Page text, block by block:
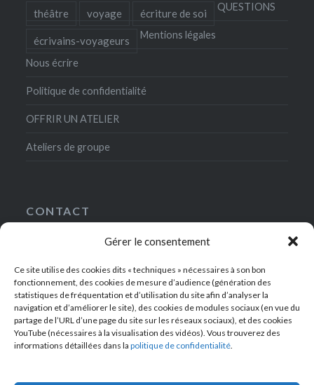
Gérer le consentement
Ce site utilise des cookies dits « techniques » nécessaires à son bon
fonctionnement, des cookies de mesure d’audience (génération des
statistiques de fréquentation et d’utilisation du site afin d’analyser la
navigation et d’améliorer le site), des cookies de modules sociaux (en vue du
partage de l’URL d’une page du site sur les réseaux sociaux), et des cookies
YouTube (nécessaires à la visualisation des vidéos). Vous trouverez des
informations détaillées dans la politique de confidentialité.
théâtre voyage écriture de soi
écrivains-voyageurs
QUESTIONS
Mentions légales
Nous écrire
Politique de confidentialité
OFFRIR UN ATELIER
Ateliers de groupe
CONTACT
5, rue Gaston-Gallimard
+33(0)1-49-54-42-00
contact@ateliersdelanrf.fr
RECEVEZ NOTRE BULLETIN D’INFORMATIONS !